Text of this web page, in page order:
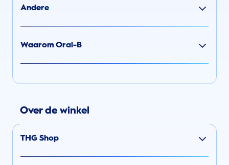
Andere
Waarom Oral-B
Over de winkel
THG Shop